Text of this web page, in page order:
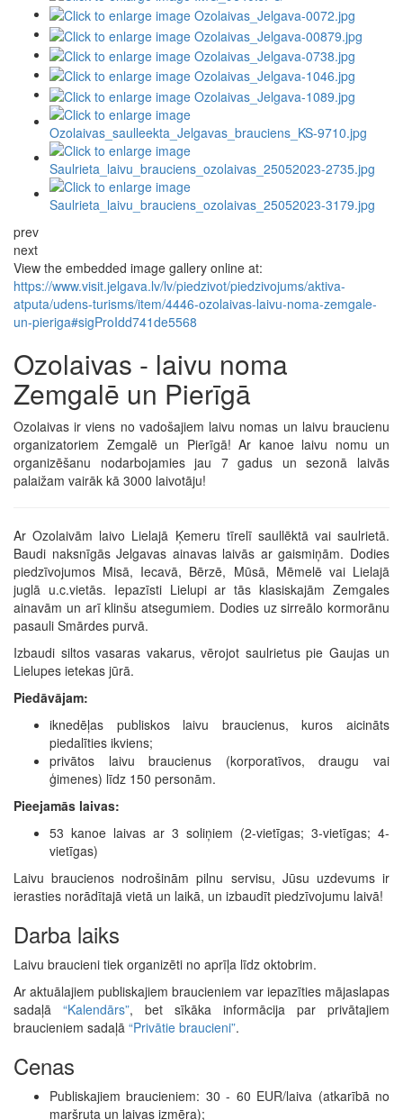
prev
next
View the embedded image gallery online at:
https://www.visit.jelgava.lv/lv/piedzivot/piedzivojums/aktiva-
atputa/udens-turisms/item/4446-ozolaivas-laivu-noma-zemgale-
un-pieriga#sigProIdd741de5568
Ozolaivas - laivu noma
Zemgalē un Pierīgā
Ozolaivas ir viens no vadošajiem laivu nomas un laivu braucienu
organizatoriem Zemgalē un Pierīgā! Ar kanoe laivu nomu un
organizēšanu nodarbojamies jau 7 gadus un sezonā laivās
palaižam vairāk kā 3000 laivotāju!
Ar Ozolaivām laivo Lielajā Ķemeru tīrelī saullēktā vai saulrietā.
Baudi naksnīgās Jelgavas ainavas laivās ar gaismiņām. Dodies
piedzīvojumos Misā, Iecavā, Bērzē, Mūsā, Mēmelē vai Lielajā
juglā u.c.vietās. Iepazīsti Lielupi ar tās klasiskajām Zemgales
ainavām un arī klinšu atsegumiem. Dodies uz sirreālo kormorānu
pasauli Smārdes purvā.
Izbaudi siltos vasaras vakarus, vērojot saulrietus pie Gaujas un
Lielupes ietekas jūrā.
Piedāvājam:
iknedēļas publiskos laivu braucienus, kuros aicināts
piedalīties ikviens;
privātos laivu braucienus (korporatīvos, draugu vai
ģimenes) līdz 150 personām.
Pieejamās laivas:
53 kanoe laivas ar 3 soliņiem (2-vietīgas; 3-vietīgas; 4-
vietīgas)
Laivu braucienos nodrošinām pilnu servisu, Jūsu uzdevums ir
ierasties norādītajā vietā un laikā, un izbaudīt piedzīvojumu laivā!
Darba laiks
Laivu braucieni tiek organizēti no aprīļa līdz oktobrim.
Ar aktuālajiem publiskajiem braucieniem var iepazīties mājaslapas
sadaļā “Kalendārs”, bet sīkāka informācija par privātajiem
braucieniem sadaļā “Privātie braucieni”.
Cenas
Publiskajiem braucieniem: 30 - 60 EUR/laiva (atkarībā no
maršruta un laivas izmēra);